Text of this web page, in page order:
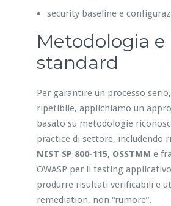
security baseline e
Metodologia e
standard
Per garantire un processo
ripetibile, applichiamo un
basato su metodologie
practice di settore, includendo
NIST SP 800-115, OSSTMM e
OWASP per il testing
produrre risultati verificabili e
remediation, non “rumore”.